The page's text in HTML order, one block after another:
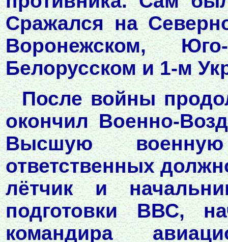
Сражался на
Воронежском,
Белорусском и 1-м
После войны
окончил Военно-
Высшую
ответственных
лётчик и
подготовки ВВС,
командира